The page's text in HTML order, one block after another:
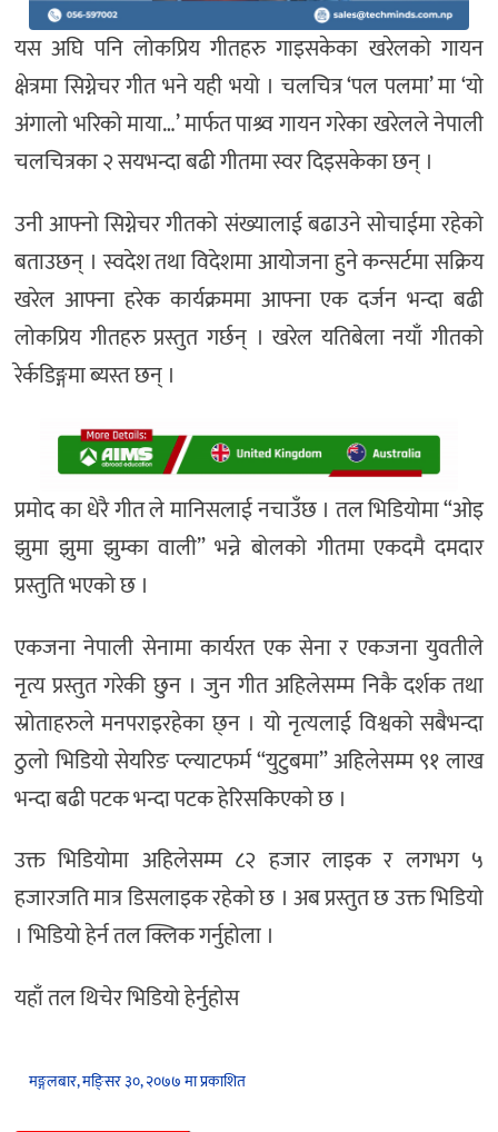
यस अघि पनि लोकप्रिय गीतहरु गाइसकेका खरेलको गायन
क्षेत्रमा सिग्नेचर गीत भने यही भयो । चलचित्र ‘पल पलमा’ मा ‘यो
अंगालो भरिको माया…’ मार्फत पाश्र्व गायन गरेका खरेलले नेपाली
चलचित्रका २ सयभन्दा बढी गीतमा स्वर दिइसकेका छन् ।
उनी आफ्नो सिग्नेचर गीतको संख्यालाई बढाउने सोचाईमा रहेको
बताउछन् । स्वदेश तथा विदेशमा आयोजना हुने कन्सर्टमा सक्रिय
खरेल आफ्ना हरेक कार्यक्रममा आफ्ना एक दर्जन भन्दा बढी
लोकप्रिय गीतहरु प्रस्तुत गर्छन् । खरेल यतिबेला नयाँ गीतको
रेर्कडिङ्गमा ब्यस्त छन् ।
प्रमोद का धेरै गीत ले मानिसलाई नचाउँछ । तल भिडियोमा “ओइ
झुमा झुमा झुम्का वाली” भन्ने बोलको गीतमा एकदमै दमदार
प्रस्तुति भएको छ ।
एकजना नेपाली सेनामा कार्यरत एक सेना र एकजना युवतीले
नृत्य प्रस्तुत गरेकी छुन । जुन गीत अहिलेसम्म निकै दर्शक तथा
स्रोताहरुले मनपराइरहेका छ्न । यो नृत्यलाई विश्वको सबैभन्दा
ठुलो भिडियो सेयरिङ प्ल्याटफर्म “युटुबमा” अहिलेसम्म ९१ लाख
भन्दा बढी पटक भन्दा पटक हेरिसकिएको छ ।
उक्त भिडियोमा अहिलेसम्म ८२ हजार लाइक र लगभग ५
हजारजति मात्र डिसलाइक रहेको छ । अब प्रस्तुत छ उक्त भिडियो
। भिडियो हेर्न तल क्लिक गर्नुहोला ।
यहाँ तल थिचेर भिडियो हेर्नुहोस
मङ्गलबार, मङि्सर ३०, २०७७ मा प्रकाशित